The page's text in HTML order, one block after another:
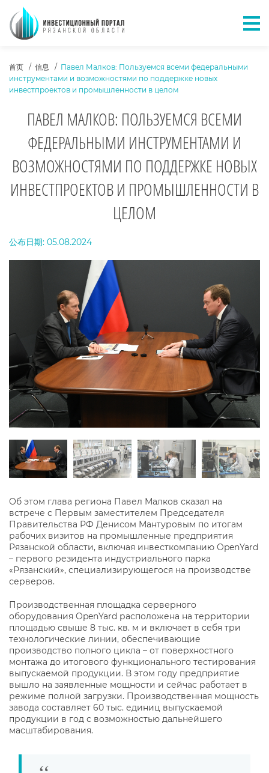
ХЛЕБНЫЕ КРОШКИ
首页 信息
Павел Малков: Пользуемся всеми федеральными
инструментами и возможностями по поддержке новых
инвестпроектов и промышленности в целом
ПАВЕЛ МАЛКОВ: ПОЛЬЗУЕМСЯ ВСЕМИ
ФЕДЕРАЛЬНЫМИ ИНСТРУМЕНТАМИ И
ВОЗМОЖНОСТЯМИ ПО ПОДДЕРЖКЕ НОВЫХ
ИНВЕСТПРОЕКТОВ И ПРОМЫШЛЕННОСТИ В
ЦЕЛОМ
ТЕКСТ НОВОСТИ
公布日期: 05.08.2024
Об этом глава региона Павел Малков сказал на
встрече с Первым заместителем Председателя
Правительства РФ Денисом Мантуровым по итогам
рабочих визитов на промышленные предприятия
Рязанской области, включая инвесткомпанию OpenYard
– первого резидента индустриального парка
«Рязанский», специализирующегося на производстве
серверов.
Производственная площадка серверного
оборудования OpenYard расположена на территории
площадью свыше 8 тыс. кв. м и включает в себя три
технологические линии, обеспечивающие
производство полного цикла – от поверхностного
монтажа до итогового функционального тестирования
выпускаемой продукции. В этом году предприятие
вышло на заявленные мощности и сейчас работает в
режиме полной загрузки. Производственная мощность
завода составляет 60 тыс. единиц выпускаемой
продукции в год с возможностью дальнейшего
масштабирования.